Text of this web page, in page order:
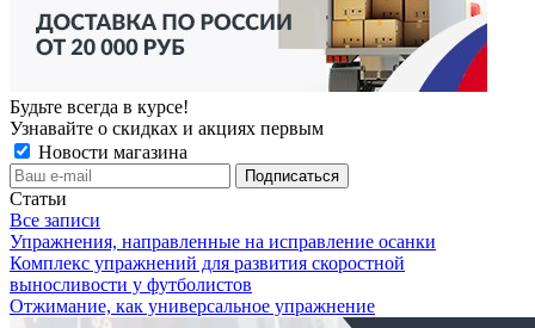
Будьте всегда в курсе!
Узнавайте о скидках и акциях первым
Новости магазина
Статьи
Все записи
Упражнения, направленные на исправление осанки
Комплекс упражнений для развития скоростной
выносливости у футболистов
Отжимание, как универсальное упражнение